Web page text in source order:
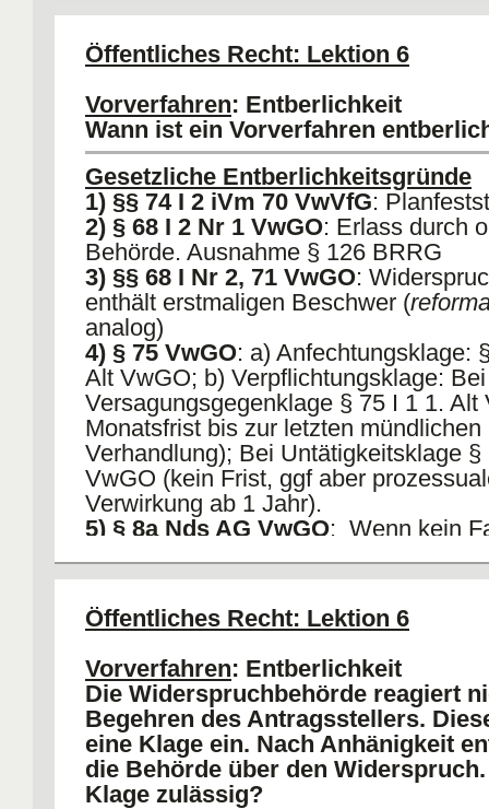
verfristetes Vorverfahren einlassen.
Dritter hat auf Bestandskraft des
vertraut.
b) AA: Behörde verliert mit
die Entscheidungskompetenz. Frsiten
insoweit nur Gerichte.
Öffentliches Recht: Lektion 6
Vorverfahren: Entberlichkeit
Wann ist ein Vorverfahren
Gesetzliche Entberlichkeitsgründe
1) §§ 74 I 2 iVm 70 VwVfG:
2) § 68 I 2 Nr 1 VwGO: Erlass durch
Behörde. Ausnahme § 126 BRRG
3) §§ 68 I Nr 2, 71 VwGO:
enthält erstmaligen Beschwer (
analog)
4) § 75 VwGO: a) Anfechtungsklage:
Alt VwGO; b) Verpflichtungsklage: Bei
Versagungsgegenklage § 75 I 1 1. Alt
Monatsfrist bis zur letzten mündlichen
Verhandlung); Bei Untätigkeitsklage §
VwGO (kein Frist, ggf aber
Verwirkung ab 1 Jahr).
5) § 8a Nds AG VwGO: Wenn kein
Ungeregelte Fälle der
1) Sich Wiederholender VA
2) Verfahren bei Dritten
einheitlichen Rechtsgrund. AA: Bei
Zweck.
3) Verfahren wird offensichtlich
bleiben
Öffentliches Recht: Lektion 6
Vorverfahren: Entberlichkeit
Die Widerspruchbehörde reagiert
Begehren des Antragsstellers.
eine Klage ein. Nach Anhänigkeit
die Behörde über den
Klage zulässig?